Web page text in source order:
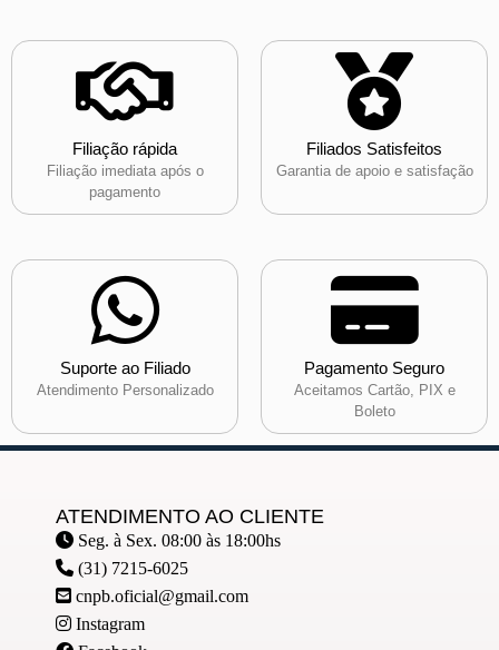
Filiação rápida
Filiação imediata após o
pagamento
Filiados Satisfeitos
Garantia de apoio e satisfação
Suporte ao Filiado
Atendimento Personalizado
Pagamento Seguro
Aceitamos Cartão, PIX e
Boleto
ATENDIMENTO AO CLIENTE
Seg. à Sex. 08:00 às 18:00hs
(31) 7215-6025
cnpb.oficial@gmail.com
Instagram